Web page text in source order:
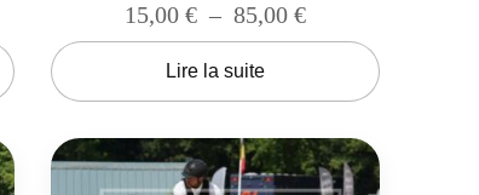
15,00 € – 85,00 €
Lire la suite